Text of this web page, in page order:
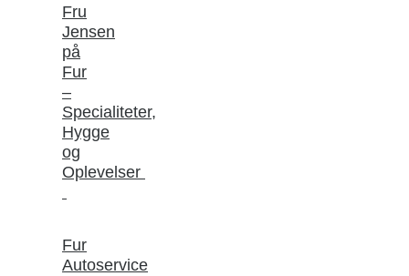
Fru
Jensen
på
Fur
–
Specialiteter,
Hygge
og
Oplevelser
Fur
Autoservice